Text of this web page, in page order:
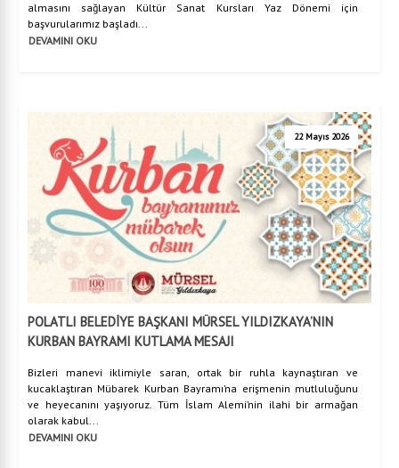
almasını sağlayan Kültür Sanat Kursları Yaz Dönemi için
başvurularımız başladı...
DEVAMINI OKU
22 Mayıs 2026
POLATLI BELEDİYE BAŞKANI MÜRSEL YILDIZKAYA’NIN
KURBAN BAYRAMI KUTLAMA MESAJI
Bizleri manevi iklimiyle saran, ortak bir ruhla kaynaştıran ve
kucaklaştıran Mübarek Kurban Bayramı’na erişmenin mutluluğunu
ve heyecanını yaşıyoruz. Tüm İslam Alemi’nin ilahi bir armağan
olarak kabul...
DEVAMINI OKU